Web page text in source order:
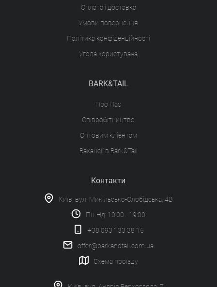
Оплата і доставка
Умови повернення
Політика конфіденційності
Угода користувача
BARK&TAIL
Про Нас
Співробітництво
Оптовим клієнтам
Вакансії в Bark&Tail
Контакти
Київ, вул. Микільсько-Слобідська, 4В
Пн-Нд: 10:00 - 19:00
+38 093 133 38 15
offer@barkandtail.com.ua
Схема проїзду